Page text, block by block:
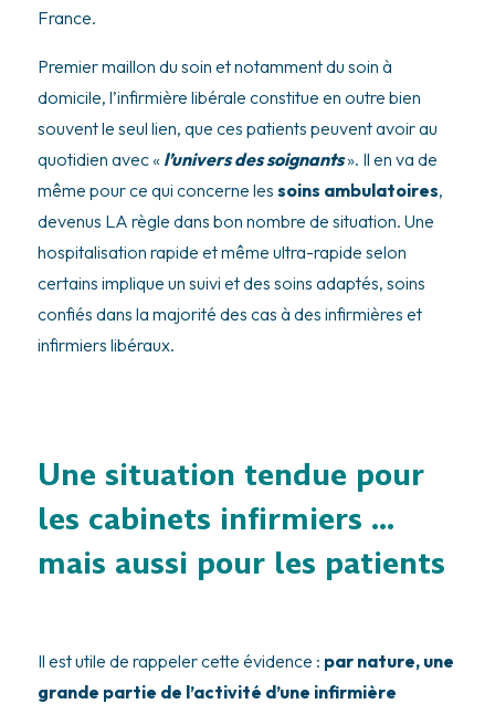
France.
Premier maillon du soin et notamment du soin à
domicile, l’infirmière libérale constitue en outre bien
souvent le seul lien, que ces patients peuvent avoir au
quotidien avec « l’univers des soignants». Il en va de
même pour ce qui concerne les soins ambulatoires,
devenus LA règle dans bon nombre de situation. Une
hospitalisation rapide et même ultra-rapide selon
certains implique un suivi et des soins adaptés, soins
confiés dans la majorité des cas à des infirmières et
infirmiers libéraux.
Une situation tendue pour
les cabinets infirmiers …
mais aussi pour les patients
Il est utile de rappeler cette évidence : par nature, une
grande partie de l’activité d’une infirmière